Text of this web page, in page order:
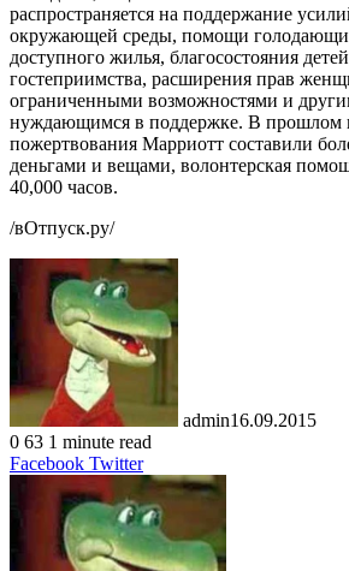
распространяется на поддержание
окружающей среды, помощи
доступного жилья, благосостояния
гостеприимства, расширения прав
ограниченными возможностями и
нуждающимся в поддержке. В прошлом
пожертвования Марриотт составили
деньгами и вещами, волонтерская
40,000 часов.
/вОтпуск.ру/
admin16.09.2015
0 63 1 minute read
Facebook TwitterLinkedIn
Tumblr
Pinterest
Reddit
VKontakte
Share
via
Email
Print